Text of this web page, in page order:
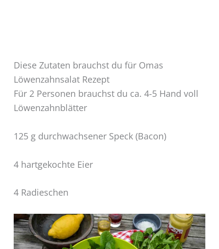
Diese Zutaten brauchst du für Omas
Löwenzahnsalat Rezept
Für 2 Personen brauchst du ca. 4-5 Hand voll
Löwenzahnblätter
125 g durchwachsener Speck (Bacon)
4 hartgekochte Eier
4 Radieschen